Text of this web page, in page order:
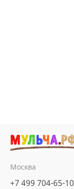
Москва
+7 499 704-65-10